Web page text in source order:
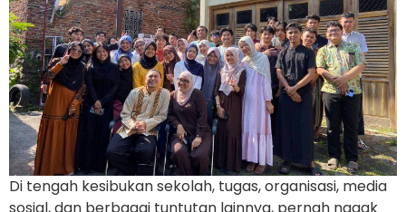
Di tengah kesibukan sekolah, tugas, organisasi, media